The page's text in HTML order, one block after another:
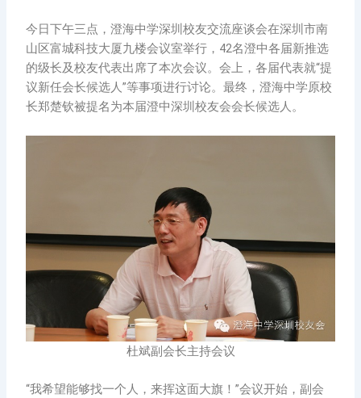
今日下午三点，澄海中学深圳校友交流座谈会在深圳市南
山区富城科技大厦九楼会议室举行，42名澄中各届新推选
的级长及校友代表出席了本次会议。会上，各届代表就“提
议新任会长候选人”等事项进行讨论。最终，澄海中学原校
长郑楚钦被提名为本届澄中深圳校友会会长候选人。
杜斌副会长主持会议
“我希望能够找一个人，来挥这面大旗！”会议开始，副会